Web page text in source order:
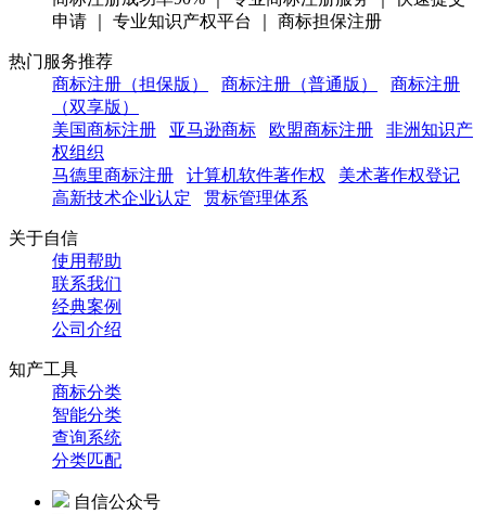
申请 ｜ 专业知识产权平台 ｜ 商标担保注册
热门服务推荐
商标注册（担保版）
商标注册（普通版）
商标注册
（双享版）
美国商标注册
亚马逊商标 欧盟商标注册
非洲知识产
权组织
马德里商标注册
计算机软件著作权
美术著作权登记
高新技术企业认定
贯标管理体系
关于自信
使用帮助
联系我们
经典案例
公司介绍
知产工具
商标分类
智能分类
查询系统
分类匹配
自信公众号